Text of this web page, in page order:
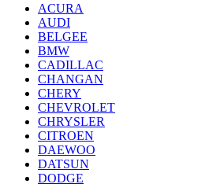
ACURA
AUDI
BELGEE
BMW
CADILLAC
CHANGAN
CHERY
CHEVROLET
CHRYSLER
CITROEN
DAEWOO
DATSUN
DODGE